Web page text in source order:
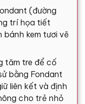
(đường
trí họa tiết
kem tươi vẽ
tăm tre để cố
bằng Fondant
liên kết và định
cho trẻ nhỏ